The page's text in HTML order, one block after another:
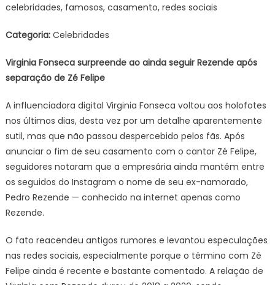
celebridades, famosos, casamento, redes sociais
Categoria:Celebridades
Virginia Fonseca surpreende ao ainda seguir Rezende após
separação de Zé Felipe
A influenciadora digital Virginia Fonseca voltou aos holofotes
nos últimos dias, desta vez por um detalhe aparentemente
sutil, mas que não passou despercebido pelos fãs. Após
anunciar o fim de seu casamento com o cantor Zé Felipe,
seguidores notaram que a empresária ainda mantém entre
os seguidos do Instagram o nome de seu ex-namorado,
Pedro Rezende — conhecido na internet apenas como
Rezende.
O fato reacendeu antigos rumores e levantou especulações
nas redes sociais, especialmente porque o término com Zé
Felipe ainda é recente e bastante comentado. A relação de